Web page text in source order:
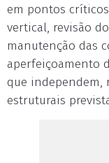
em pontos
vertical, revisão
manutenção das
aperfeiçoamento
que independem,
estruturais